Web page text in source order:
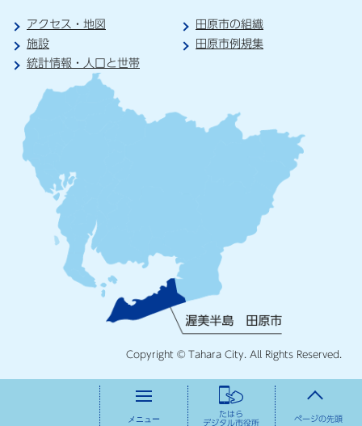
メニュー
たはら
デジタル市役所
ページの先頭
アクセス・地図
田原市の組織
施設
田原市例規集
統計情報・人口と世帯
Copyright © Tahara City. All Rights Reserved.